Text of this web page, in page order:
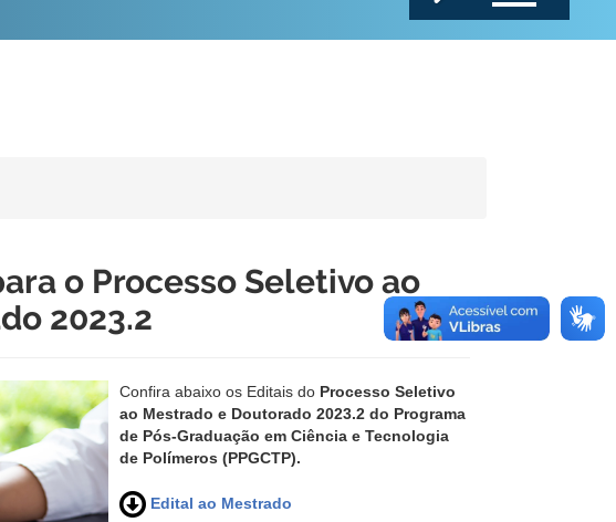
o Processo Seletivo ao
2023.2
Confira abaixo os Editais do Processo Seletivo
ao Mestrado e Doutorado 2023.2 do Programa
de Pós-Graduação em Ciência e Tecnologia
de Polímeros (PPGCTP).
Edital ao Mestrado